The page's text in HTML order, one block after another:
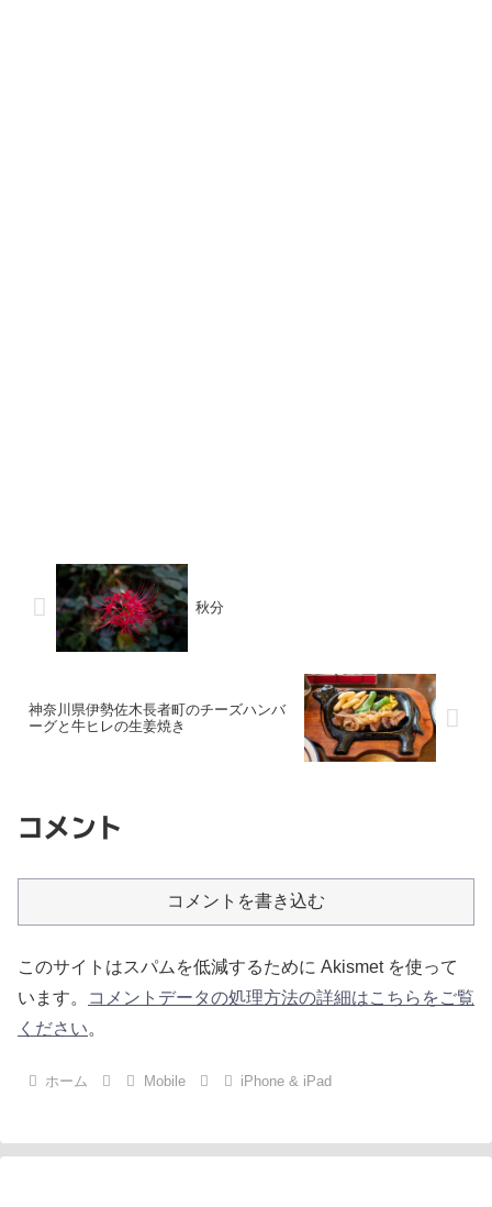
秋分
神奈川県伊勢佐木長者町のチーズハンバ
ーグと牛ヒレの生姜焼き
コメント
コメントを書き込む
このサイトはスパムを低減するために Akismet を使って
います。
コメントデータの処理方法の詳細はこちらをご覧
ください。
ホーム Mobile iPhone & iPad